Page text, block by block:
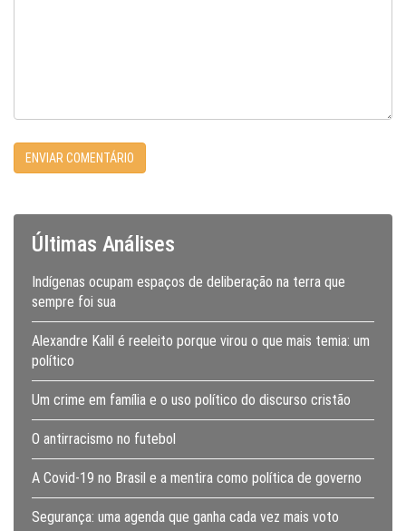
Últimas Análises
Indígenas ocupam espaços de deliberação na terra que
sempre foi sua
Alexandre Kalil é reeleito porque virou o que mais temia: um
político
Um crime em família e o uso político do discurso cristão
O antirracismo no futebol
A Covid-19 no Brasil e a mentira como política de governo
Segurança: uma agenda que ganha cada vez mais voto